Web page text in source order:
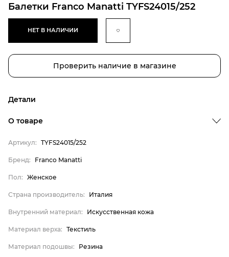
Балетки Franco Manatti TYFS24015/252
НЕТ В НАЛИЧИИ
Проверить наличие в магазине
Детали
Страна производитель
Внутренний материал
Материал верха
Материал подошвы
Искусственная кожа
О товаре
Артикул: TYFS24015/252
Бренд: Franco Manatti
Пол: Женское
Страна производитель: Италия
Внутренний материал: Искусственная кожа
Материал верха: Текстиль
Материал подошвы: Резина